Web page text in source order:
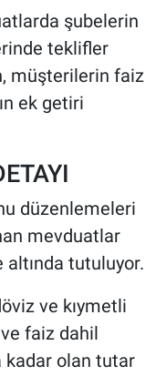
şubelerin
teklifler
müşterilerin faiz
ek getiri
düzenlemeleri
mevduatlar
tutuluyor.
ve kıymetli
faiz dahil
kadar olan tutar